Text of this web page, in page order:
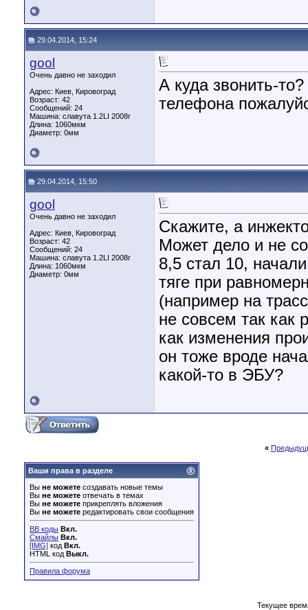
29.04.2014, 15:24
gool
Очень давно не заходил
Адрес: Киев, Кировоград
Возраст: 42
Сообщений: 24
Машина: славута 1.2LI 2008г
Длина: 1060мкм
Диаметр: 0мм
А куда звонить-
телефона
29.04.2014, 15:50
gool
Очень давно не заходил
Адрес: Киев, Кировоград
Возраст: 42
Сообщений: 24
Машина: славута 1.2LI 2008г
Длина: 1060мкм
Диаметр: 0мм
Скажите, а
Может дело и не
8,5 стал 10,
тяге при
(например на
не совсем так как
как изменения
он тоже вроде
какой-то в ЭБУ?
«
Ваши права в разделе
Вы не можете создавать новые темы
Вы не можете отвечать в темах
Вы не можете прикреплять вложения
Вы не можете редактировать свои сообщения
BB коды Вкл.
Смайлы Вкл.
[IMG] код Вкл.
HTML код Выкл.
Правила форума
Текущее